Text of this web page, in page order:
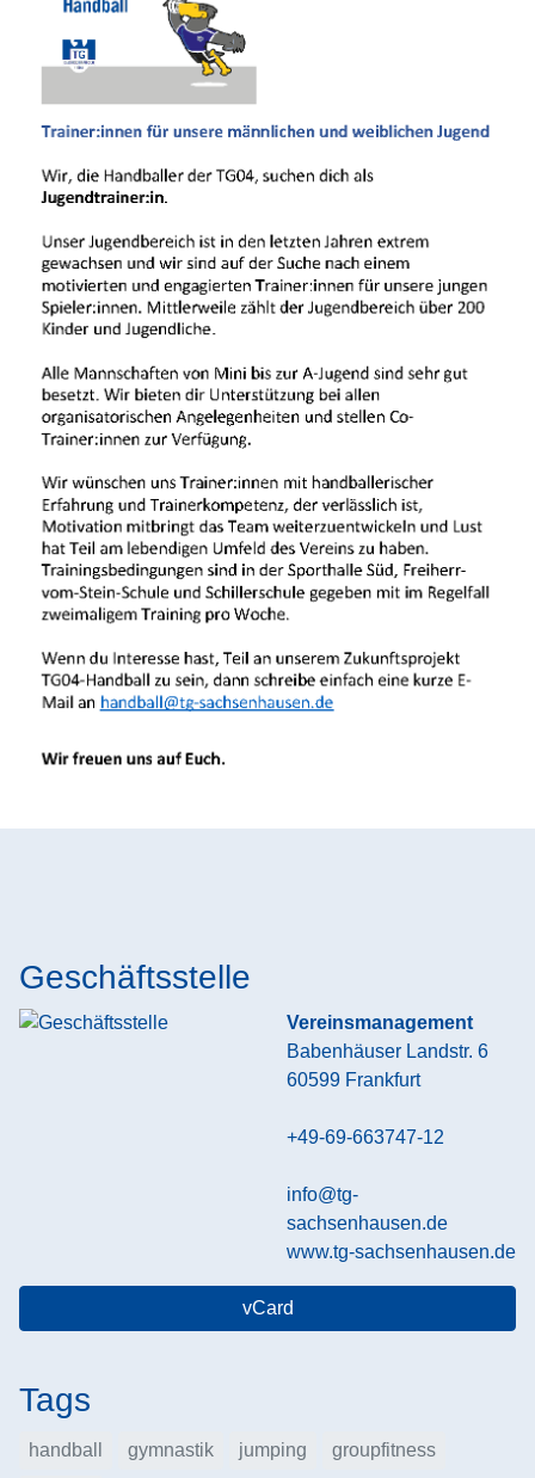
Geschäftsstelle
Vereinsmanagement
Babenhäuser Landstr. 6
60599 Frankfurt
+49-69-663747-12
info@tg-
sachsenhausen.de
www.tg-sachsenhausen.de
vCard
Tags
handball gymnastik jumping groupfitness